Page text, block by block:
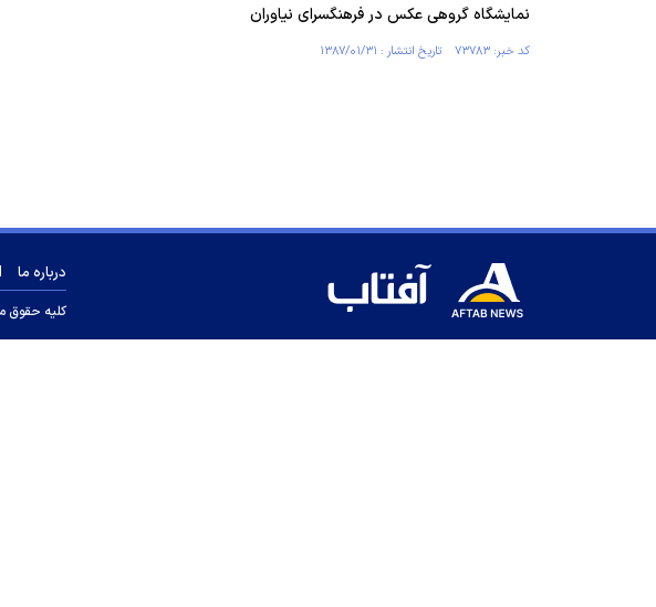
نمایشگاه گروهی عکس در فرهنگسرای نیاوران
کد خبر: ۷۳۷۸۳ تاریخ انتشار : ۱۳۸۷/۰۱/۳۱
درباره ما
کلیه حقوق